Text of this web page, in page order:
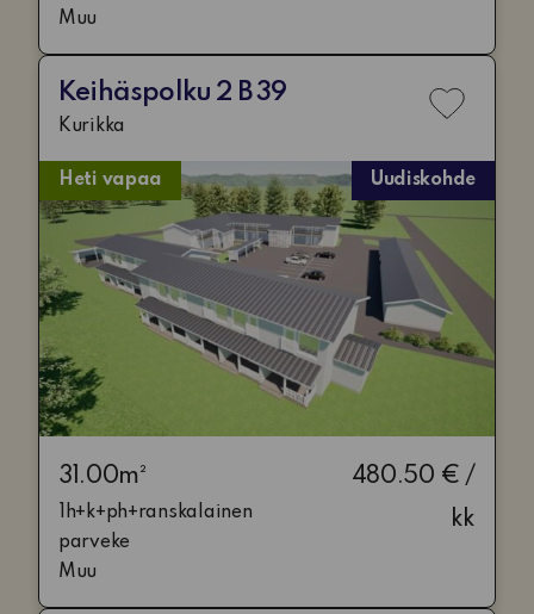
Muu
Keihäspolku 2 B 39
Kurikka
Lisää
Heti vapaa Uudiskohde
31.00m²
1h+k+ph+ranskalainen
parveke
Muu
480.50 € /
kk